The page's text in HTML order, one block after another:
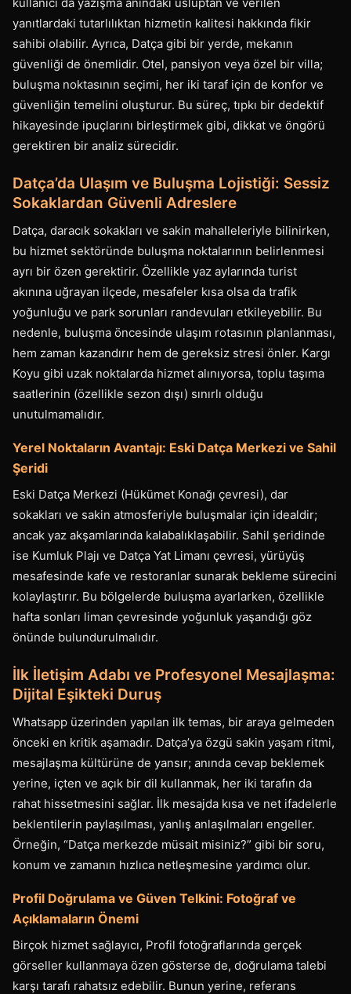
yanıtlardaki tutarlılıktan hizmetin kalitesi hakkında fikir
sahibi olabilir. Ayrıca, Datça gibi bir yerde, mekanın
güvenliği de önemlidir. Otel, pansiyon veya özel bir villa;
buluşma noktasının seçimi, her iki taraf için de konfor ve
güvenliğin temelini oluşturur. Bu süreç, tıpkı bir dedektif
hikayesinde ipuçlarını birleştirmek gibi, dikkat ve öngörü
gerektiren bir analiz sürecidir.
Datça’da Ulaşım ve Buluşma Lojistiği: Sessiz
Sokaklardan Güvenli Adreslere
Datça, daracık sokakları ve sakin mahalleleriyle bilinirken,
bu hizmet sektöründe buluşma noktalarının belirlenmesi
ayrı bir özen gerektirir. Özellikle yaz aylarında turist
akınına uğrayan ilçede, mesafeler kısa olsa da trafik
yoğunluğu ve park sorunları randevuları etkileyebilir. Bu
nedenle, buluşma öncesinde ulaşım rotasının planlanması,
hem zaman kazandırır hem de gereksiz stresi önler. Kargı
Koyu gibi uzak noktalarda hizmet alınıyorsa, toplu taşıma
saatlerinin (özellikle sezon dışı) sınırlı olduğu
unutulmamalıdır.
Yerel Noktaların Avantajı: Eski Datça Merkezi ve Sahil
Şeridi
Eski Datça Merkezi (Hükümet Konağı çevresi), dar
sokakları ve sakin atmosferiyle buluşmalar için idealdir;
ancak yaz akşamlarında kalabalıklaşabilir. Sahil şeridinde
ise Kumluk Plajı ve Datça Yat Limanı çevresi, yürüyüş
mesafesinde kafe ve restoranlar sunarak bekleme sürecini
kolaylaştırır. Bu bölgelerde buluşma ayarlarken, özellikle
hafta sonları liman çevresinde yoğunluk yaşandığı göz
önünde bulundurulmalıdır.
İlk İletişim Adabı ve Profesyonel Mesajlaşma:
Dijital Eşikteki Duruş
Whatsapp üzerinden yapılan ilk temas, bir araya gelmeden
önceki en kritik aşamadır. Datça’ya özgü sakin yaşam ritmi,
mesajlaşma kültürüne de yansır; anında cevap beklemek
yerine, içten ve açık bir dil kullanmak, her iki tarafın da
rahat hissetmesini sağlar. İlk mesajda kısa ve net ifadelerle
beklentilerin paylaşılması, yanlış anlaşılmaları engeller.
Örneğin, “Datça merkezde müsait misiniz?” gibi bir soru,
konum ve zamanın hızlıca netleşmesine yardımcı olur.
Profil Doğrulama ve Güven Telkini: Fotoğraf ve
Açıklamaların Önemi
Birçok hizmet sağlayıcı, Profil fotoğraflarında gerçek
görseller kullanmaya özen gösterse de, doğrulama talebi
karşı tarafı rahatsız edebilir. Bunun yerine, referans